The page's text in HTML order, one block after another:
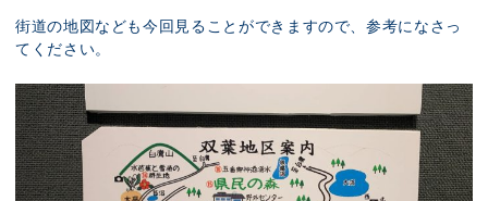
街道の地図なども今回見ることができますので、参考になさっ
てください。